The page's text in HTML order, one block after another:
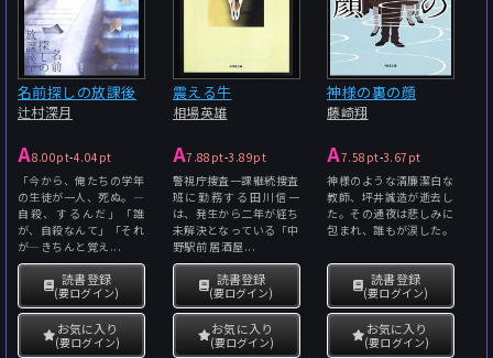
名前探しの放課後
辻村深月
A8.00pt-4.04pt
「今から、俺たちの学年
の生徒が一人、死ぬ。―
自殺、するんだ」「誰
が、自殺なんて」「それ
が―きちんと覚え...
読書登録
(要ログイン)
お気に入り
(要ログイン)
震える牛
相場英雄
A7.88pt-3.89pt
警視庁捜査一課継続捜査
班に勤務する田川信一
は、発生から二年が経ち
未解決となっている「中
野駅前 居酒屋...
読書登録
(要ログイン)
お気に入り
(要ログイン)
神様の裏の顔
藤崎翔
A7.58pt-3.67pt
神様のような清廉潔白な
教師、坪井誠造が逝去し
た。その通夜は悲しみに
包まれ、誰もが涙した。
読書登録
(要ログイン)
お気に入り
(要ログイン)